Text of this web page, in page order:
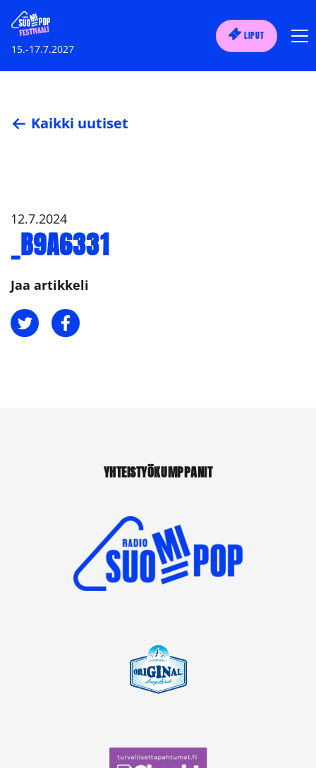
15.-17.7.2027
LIPUT
Kaikki uutiset
12.7.2024
_B9A6331
Jaa artikkeli
Jaa TwitterissäJaa Facebookissa
YHTEISTYÖKUMPPANIT